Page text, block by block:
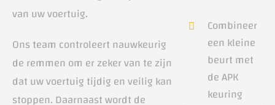
van uw voertuig.
Ons team controleert nauwkeurig
de remmen om er zeker van te zijn
dat uw voertuig tijdig en veilig kan
stoppen. Daarnaast wordt de
Combineer
een kleine
beurt met
de APK
keuring